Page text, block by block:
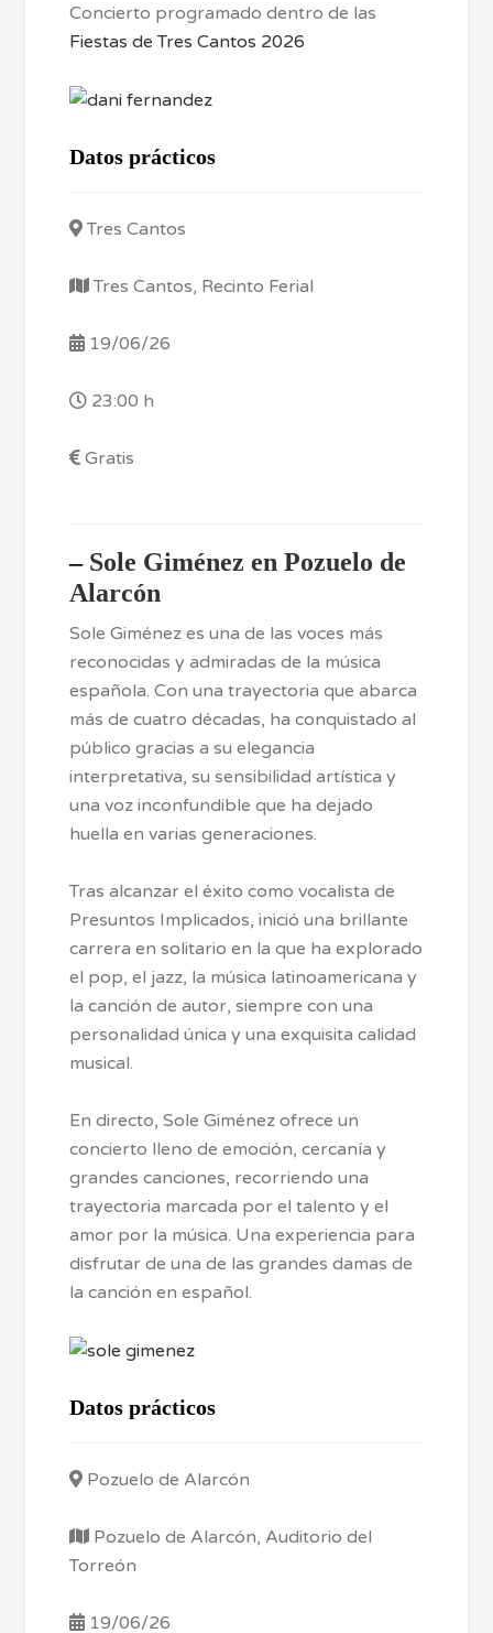
Concierto programado dentro de las
Fiestas de Tres Cantos 2026
Datos prácticos
Tres Cantos
Tres Cantos, Recinto Ferial
19/06/26
23:00 h
Gratis
– Sole Giménez en Pozuelo de
Alarcón
Sole Giménez es una de las voces más
reconocidas y admiradas de la música
española. Con una trayectoria que abarca
más de cuatro décadas, ha conquistado al
público gracias a su elegancia
interpretativa, su sensibilidad artística y
una voz inconfundible que ha dejado
huella en varias generaciones.
Tras alcanzar el éxito como vocalista de
Presuntos Implicados, inició una brillante
carrera en solitario en la que ha explorado
el pop, el jazz, la música latinoamericana y
la canción de autor, siempre con una
personalidad única y una exquisita calidad
musical.
En directo, Sole Giménez ofrece un
concierto lleno de emoción, cercanía y
grandes canciones, recorriendo una
trayectoria marcada por el talento y el
amor por la música. Una experiencia para
disfrutar de una de las grandes damas de
la canción en español.
Datos prácticos
Pozuelo de Alarcón
Pozuelo de Alarcón, Auditorio del
Torreón
19/06/26